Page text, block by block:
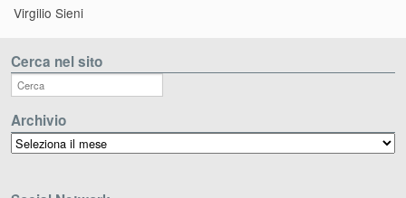
Virgilio Sieni
Cerca nel sito
Archivio
Archivio